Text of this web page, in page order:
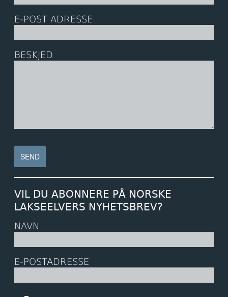
E-POST ADRESSE
BESKJED
VIL DU ABONNERE PÅ NORSKE
LAKSEELVERS NYHETSBREV?
NAVN
E-POSTADRESSE